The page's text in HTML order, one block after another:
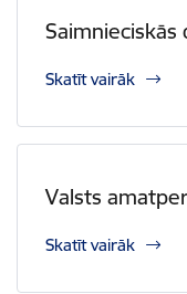
Saimnieciskās
Skatīt vairāk
Valsts
Skatīt vairāk